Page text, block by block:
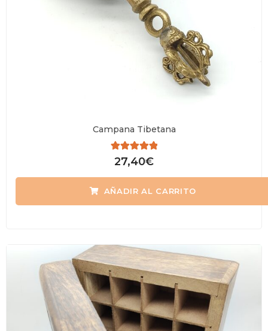
Campana Tibetana
Valorado
con
5
27,40€
AÑADIR AL CARRITO